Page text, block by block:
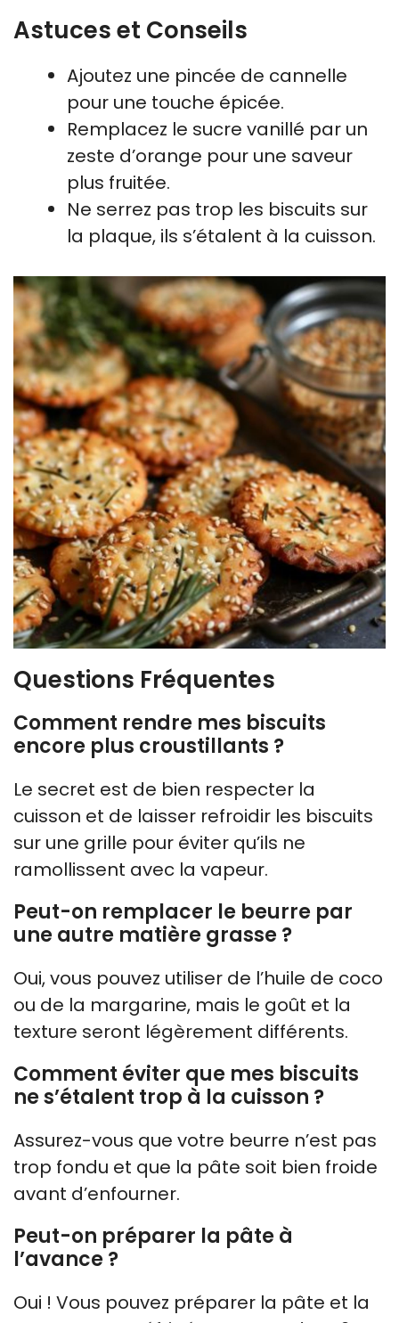
Astuces et Conseils
Ajoutez une pincée de cannelle
pour une touche épicée.
Remplacez le sucre vanillé par un
zeste d’orange pour une saveur
plus fruitée.
Ne serrez pas trop les biscuits sur
la plaque, ils s’étalent à la cuisson.
Questions Fréquentes
Comment rendre mes biscuits
encore plus croustillants ?
Le secret est de bien respecter la
cuisson et de laisser refroidir les biscuits
sur une grille pour éviter qu’ils ne
ramollissent avec la vapeur.
Peut-on remplacer le beurre par
une autre matière grasse ?
Oui, vous pouvez utiliser de l’huile de coco
ou de la margarine, mais le goût et la
texture seront légèrement différents.
Comment éviter que mes biscuits
ne s’étalent trop à la cuisson ?
Assurez-vous que votre beurre n’est pas
trop fondu et que la pâte soit bien froide
avant d’enfourner.
Peut-on préparer la pâte à
l’avance ?
Oui ! Vous pouvez préparer la pâte et la